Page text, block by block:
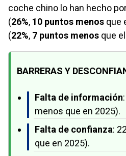
coche chino lo han hecho
(26%, 10 puntos menos que
(22%, 7 puntos menos que
BARRERAS Y
Falta de información
menos que en 2025).
Falta de confianza:
que en 2025).